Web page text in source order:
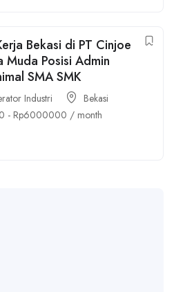
Bekasi di PT Cinjoe
Muda Posisi Admin
SMA SMK
Industri
Bekasi
- Rp6000000 / month